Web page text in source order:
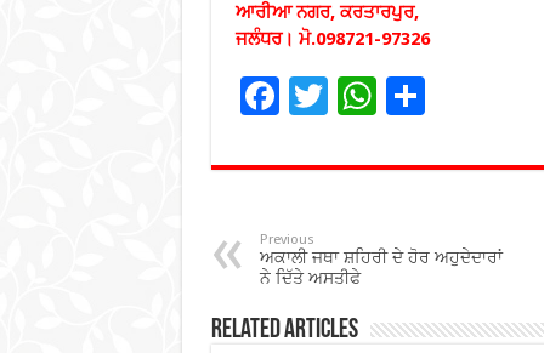
ਆਰੀਆ ਨਗਰ, ਕਰਤਾਰਪੁਰ,
ਜਲੰਧਰ।ਮੋ.098721-97326
F
e
o
o
k
T
tt
W
at
p
S
ar
Previous
ਅਕਾਲੀ ਜਥਾ ਸ਼ਹਿਰੀ ਦੇ ਹੋਰ ਅਹੁਦੇਦਾਰਾਂ
ਨੇ ਦਿੱਤੇ ਅਸਤੀਫੇ
Related Articles